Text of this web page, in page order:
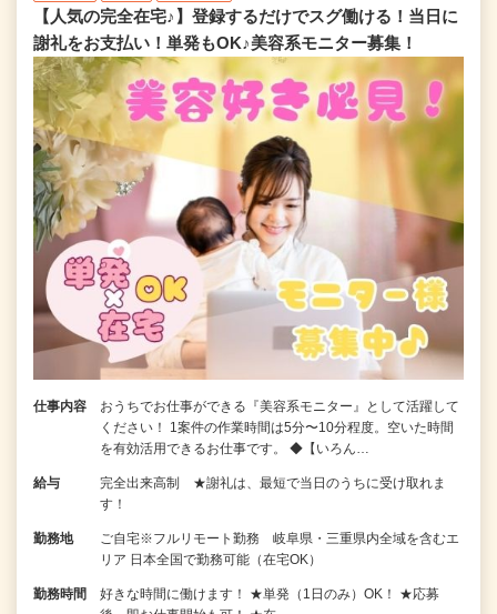
【人気の完全在宅♪】登録するだけでスグ働ける！当日に
謝礼をお支払い！単発もOK♪美容系モニター募集！
仕事内容
おうちでお仕事ができる『美容系モニター』として活躍して
ください！ 1案件の作業時間は5分〜10分程度。空いた時間
を有効活用できるお仕事です。 ◆【いろん…
給与
完全出来高制 ★謝礼は、最短で当日のうちに受け取れま
す！
勤務地
ご自宅※フルリモート勤務 岐阜県・三重県内全域を含むエ
リア 日本全国で勤務可能（在宅OK）
勤務時間
好きな時間に働けます！ ★単発（1日のみ）OK！ ★応募